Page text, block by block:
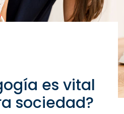
es vital
sociedad?